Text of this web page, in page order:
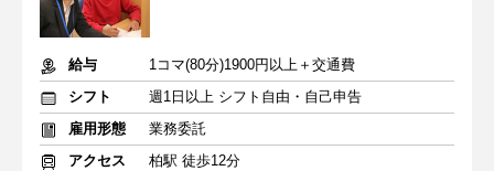
給与
1コマ(80分)1900円以上＋交通費
シフト
週1日以上 シフト自由・自己申告
雇用形態
業務委託
アクセス
柏駅 徒歩12分